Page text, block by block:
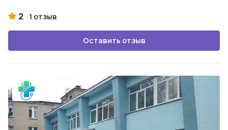
2 1 отзыв
Оставить отзыв